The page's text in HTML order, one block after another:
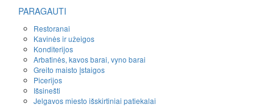
PARAGAUTI
Restoranai
Kavinės ir užeigos
Konditerijos
Arbatinės, kavos barai, vyno barai
Greito maisto įstaigos
Picerijos
Išsinešti
Jelgavos miesto išskirtiniai patiekalai